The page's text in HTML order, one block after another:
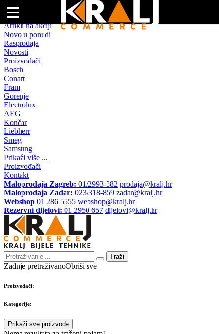
Naslovna
Artikli na akciji
Novo u ponudi
Rasprodaja
Novosti
Proizvođači
Bosch
Conart
Fram
Gorenje
Electrolux
AEG
Končar
Liebherr
Smeg
Samsung
Prikaži više ...
Proizvođači
Kontakt
Maloprodaja Zagreb: 01/2993-382 prodaja@kralj.hr
Maloprodaja Zadar: 023/318-859 zadar@kralj.hr
Webshop 01 286 5555 webshop@kralj.hr
Rezervni dijelovi: 01 2950 657 dijelovi@kralj.hr
Traži
Zadnje pretraživanoObriši sve
Proizvođači:
Kategorije:
Prikaži sve proizvode